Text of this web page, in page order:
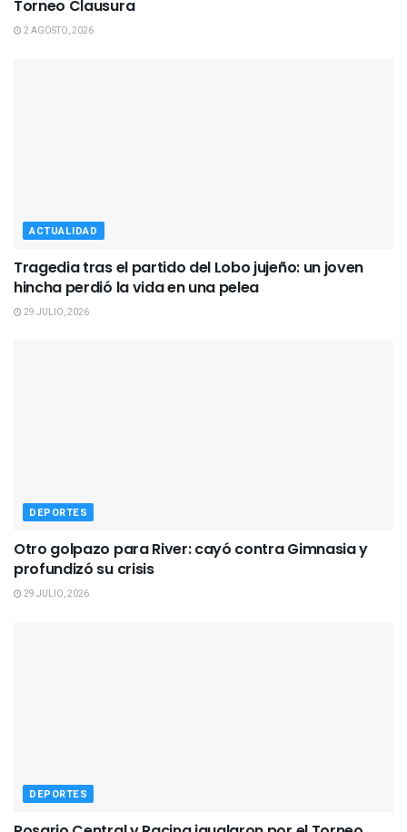
Torneo Clausura
2 AGOSTO, 2026
ACTUALIDAD
Tragedia tras el partido del Lobo jujeño: un joven
hincha perdió la vida en una pelea
29 JULIO, 2026
DEPORTES
Otro golpazo para River: cayó contra Gimnasia y
profundizó su crisis
29 JULIO, 2026
DEPORTES